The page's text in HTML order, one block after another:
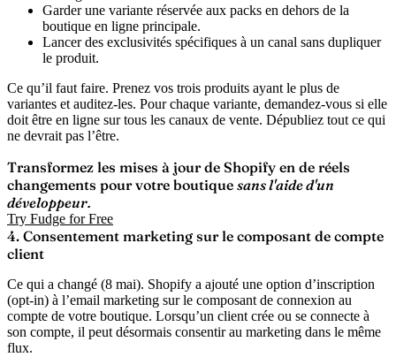
Garder une variante réservée aux packs en dehors de la
boutique en ligne principale.
Lancer des exclusivités spécifiques à un canal sans dupliquer
le produit.
Ce qu’il faut faire. Prenez vos trois produits ayant le plus de
variantes et auditez-les. Pour chaque variante, demandez-vous si elle
doit être en ligne sur tous les canaux de vente. Dépubliez tout ce qui
ne devrait pas l’être.
Transformez les mises à jour de Shopify en de réels
changements pour votre boutique sans l'aide d'un
développeur.
Try Fudge for Free
4. Consentement marketing sur le composant de compte
client
Ce qui a changé (8 mai). Shopify a ajouté une option d’inscription
(opt-in) à l’email marketing sur le composant de connexion au
compte de votre boutique. Lorsqu’un client crée ou se connecte à
son compte, il peut désormais consentir au marketing dans le même
flux.